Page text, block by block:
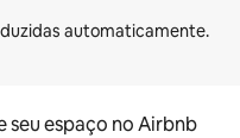
seu espaço no Airbnb